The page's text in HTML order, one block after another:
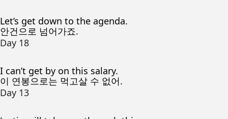
Let’s get down to the agenda.
안건으로 넘어가죠.
Day 18
I can’t get by on this salary.
이 연봉으로는 먹고살 수 없어.
Day 13